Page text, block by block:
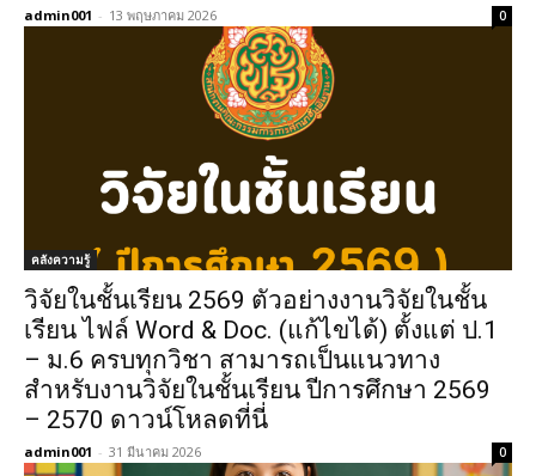
admin001 - 13 พฤษภาคม 2026 0
คลังความรู้
วิจัยในชั้นเรียน 2569 ตัวอย่างงานวิจัยในชั้น
เรียน ไฟล์ Word & Doc. (แก้ไขได้) ตั้งแต่ ป.1
– ม.6 ครบทุกวิชา สามารถเป็นแนวทาง
สำหรับงานวิจัยในชั้นเรียน ปีการศึกษา 2569
– 2570 ดาวน์โหลดที่นี่
admin001 - 31 มีนาคม 2026 0